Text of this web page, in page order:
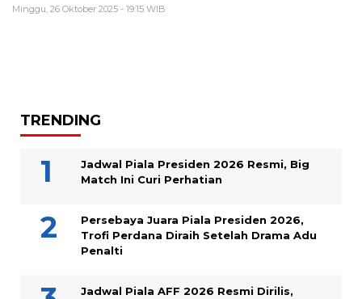
Minggu, 26 Oktober 2025 - 19:15 WIB
TRENDING
Jadwal Piala Presiden 2026 Resmi, Big
Match Ini Curi Perhatian
Persebaya Juara Piala Presiden 2026,
Trofi Perdana Diraih Setelah Drama Adu
Penalti
Jadwal Piala AFF 2026 Resmi Dirilis,